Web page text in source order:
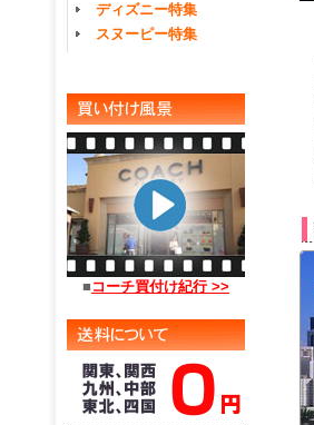
ディズニー特集
スヌーピー特集
■ コーチ買付け紀行 >>